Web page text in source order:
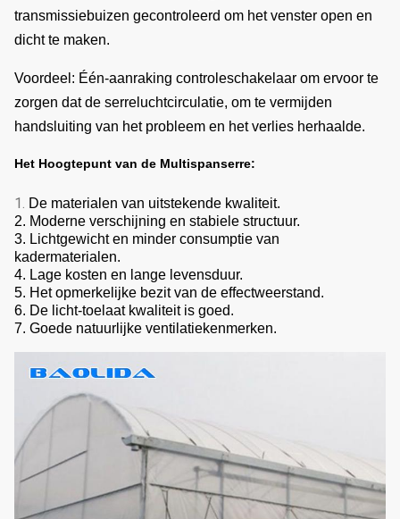
transmissiebuizen gecontroleerd om het venster open en
dicht te maken.
Voordeel: Één-aanraking controleschakelaar om ervoor te
zorgen dat de serreluchtcirculatie, om te vermijden
handsluiting van het probleem en het verlies herhaalde.
Het Hoogtepunt van de Multispanserre:
1. De materialen van uitstekende kwaliteit.
2. Moderne verschijning en stabiele structuur.
3. Lichtgewicht en minder consumptie van
kadermaterialen.
4. Lage kosten en lange levensduur.
5. Het opmerkelijke bezit van de effectweerstand.
6. De licht-toelaat kwaliteit is goed.
7. Goede natuurlijke ventilatiekenmerken.